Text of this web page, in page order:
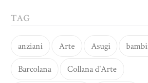
TAG
anziani Arte Asugi
Barcolana Collana d'Arte